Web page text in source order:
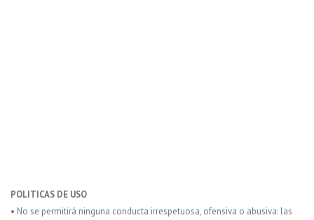
POLITICAS DE USO
• No se permitirá ninguna conducta irrespetuosa, ofensiva o abusiva: las